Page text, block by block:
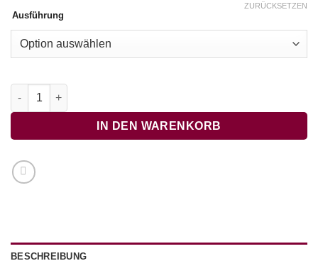
Ausführung
ZURÜCKSETZEN
Im Frühtau zu Berge (ohne Text) - OHNE BEGLEITTÖNE Menge
IN DEN WARENKORB
BESCHREIBUNG